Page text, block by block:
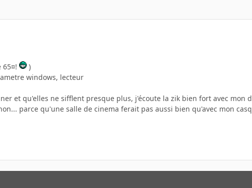
65¤!
)
windows, lecteur
et qu'elles ne sifflent presque plus, j'écoute la zik bien fort avec mon
parce qu'une salle de cinema ferait pas aussi bien qu'avec mon